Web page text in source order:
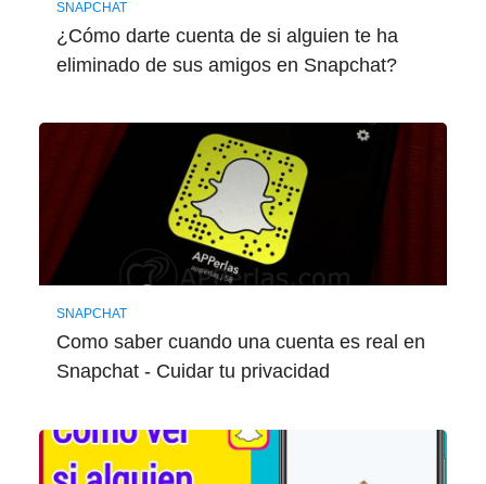
SNAPCHAT
¿Cómo darte cuenta de si alguien te ha
eliminado de sus amigos en Snapchat?
SNAPCHAT
Como saber cuando una cuenta es real en
Snapchat - Cuidar tu privacidad